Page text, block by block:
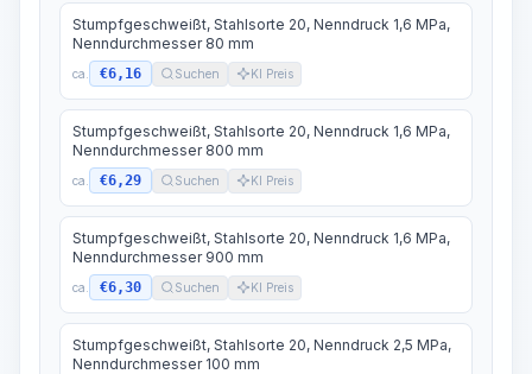
Stumpfgeschweißt, Stahlsorte 20, Nenndruck 1,6 MPa,
Nenndurchmesser 80 mm
ca. €6,16 Suchen KI Preis
Stumpfgeschweißt, Stahlsorte 20, Nenndruck 1,6 MPa,
Nenndurchmesser 800 mm
ca. €6,29 Suchen KI Preis
Stumpfgeschweißt, Stahlsorte 20, Nenndruck 1,6 MPa,
Nenndurchmesser 900 mm
ca. €6,30 Suchen KI Preis
Stumpfgeschweißt, Stahlsorte 20, Nenndruck 2,5 MPa,
Nenndurchmesser 100 mm